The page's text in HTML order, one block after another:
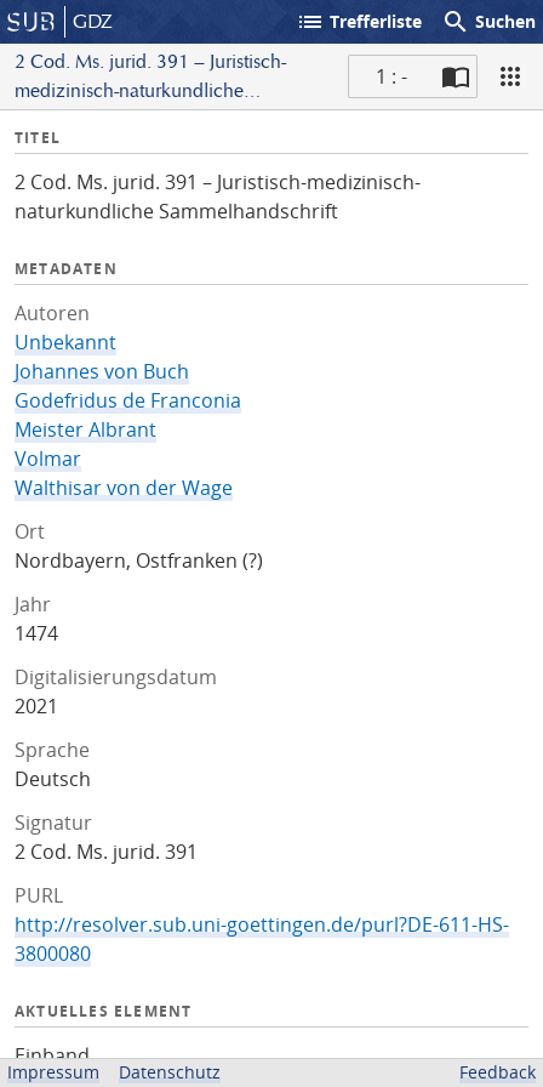
GDZ list Trefferliste search Suchen
2 Cod. Ms. jurid. 391 – Juristisch-
medizinisch-naturkundliche
1 : -
I
f
o
TITEL
2 Cod. Ms. jurid. 391 – Juristisch-medizinisch-
naturkundliche Sammelhandschrift
METADATEN
Autoren
Unbekannt
Johannes von Buch
Godefridus de Franconia
Meister Albrant
Volmar
Walthisar von der Wage
Ort
Nordbayern, Ostfranken (?)
Jahr
1474
Digitalisierungsdatum
2021
Sprache
Deutsch
Signatur
2 Cod. Ms. jurid. 391
PURL
http://resolver.sub.uni-goettingen.de/purl?DE-611-HS-
3800080
AKTUELLES ELEMENT
Einband
Impressum Datenschutz Feedback